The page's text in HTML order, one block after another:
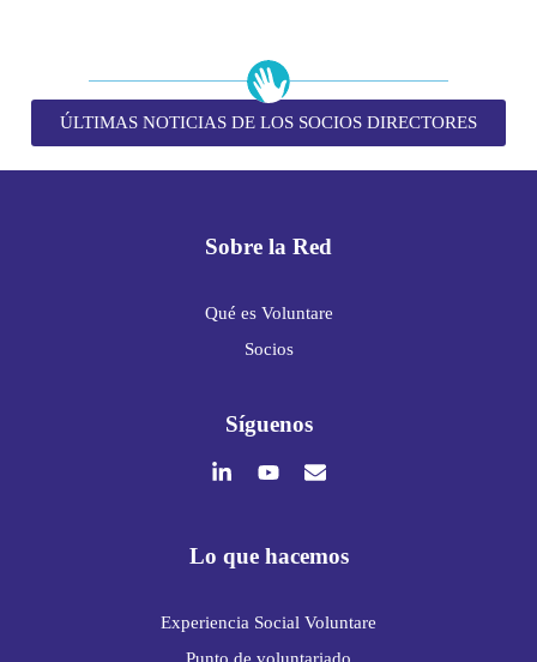
ÚLTIMAS NOTICIAS DE LOS SOCIOS DIRECTORES
Sobre la Red
Qué es Voluntare
Socios
Síguenos
Lo que hacemos
Experiencia Social Voluntare
Punto de voluntariado